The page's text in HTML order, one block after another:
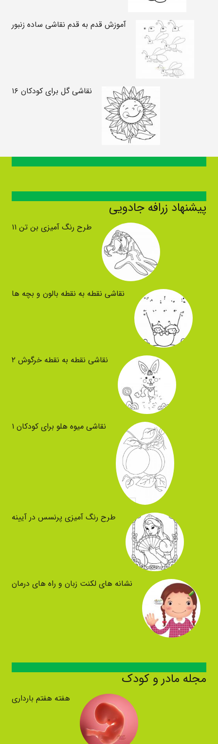
آموزش قدم به قدم نقاشی ساده زنبور
نقاشی گل برای کودکان ۱۶
پیشنهاد زرافه جادویی
طرح رنگ آمیزی بن تن ۱۱
نقاشی نقطه به نقطه بالون و بچه ها
نقاشی نقطه به نقطه خرگوش ۲
نقاشی میوه هلو برای کودکان ۱
طرح رنگ آمیزی پرنسس در آیینه
نشانه های لکنت زبان و راه های درمان
مجله مادر و کودک
هفته هفتم بارداری